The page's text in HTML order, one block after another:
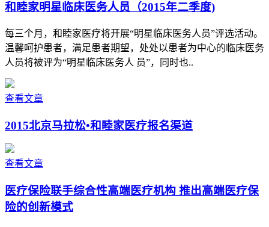
和睦家明星临床医务人员（2015年二季度)
每三个月，和睦家医疗将开展“明星临床医务人员”评选活动。
温馨呵护患者，满足患者期望，处处以患者为中心的临床医务
人员将被评为“明星临床医务人 员”，同时也..
查看文章
2015北京马拉松•和睦家医疗报名渠道
查看文章
医疗保险联手综合性高端医疗机构 推出高端医疗保
险的创新模式